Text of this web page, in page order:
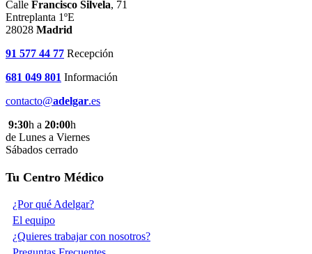
Calle Francisco Silvela, 71
Entreplanta 1ºE
28028 Madrid
91 577 44 77 Recepción
681 049 801 Información
contacto@adelgar.es
9:30h a 20:00h
de Lunes a Viernes
Sábados cerrado
Tu Centro Médico
¿Por qué Adelgar?
El equipo
¿Quieres trabajar con nosotros?